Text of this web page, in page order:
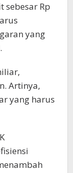
sebesar Rp
yang
Artinya,
yang harus